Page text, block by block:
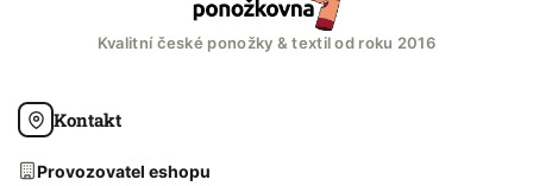
Kvalitní české ponožky & textil od roku 2016
Kontakt
Provozovatel eshopu